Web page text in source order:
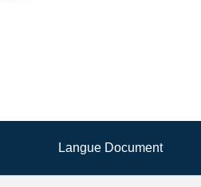
Langue Document